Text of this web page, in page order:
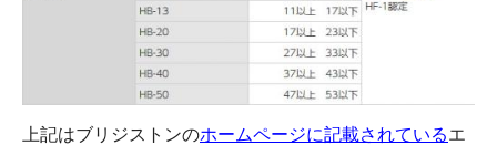
上記はブリジストンのホームページに記載されているエ